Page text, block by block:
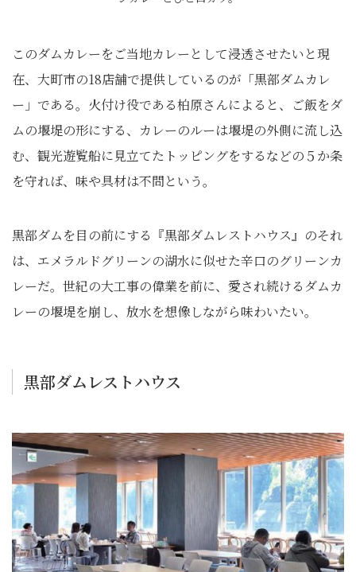
このダムカレーをご当地カレーとして浸透させたいと現
在、大町市の18店舗で提供しているのが「黒部ダムカレ
ー」である。火付け役である柏原さんによると、ご飯をダ
ムの堰堤の形にする、カレーのルーは堰堤の外側に流し込
む、観光遊覧船に見立てたトッピングをするなどの５か条
を守れば、味や具材は不問という。
黒部ダムを目の前にする『黒部ダムレストハウス』のそれ
は、エメラルドグリーンの湖水に似せた辛口のグリーンカ
レーだ。世紀の大工事の偉業を前に、愛され続けるダムカ
レーの堰堤を崩し、放水を想像しながら味わいたい。
黒部ダムレストハウス